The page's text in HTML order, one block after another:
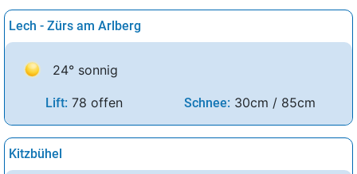
Lech - Zürs am Arlberg
24° sonnig
Lift: 78 offen Schnee: 30cm / 85cm
Kitzbühel